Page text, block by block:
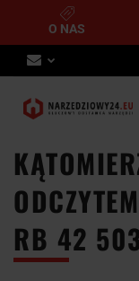
O NAS
RB 42